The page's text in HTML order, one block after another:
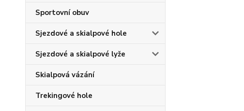
Sportovní obuv
Sjezdové a skialpové hole
Sjezdové a skialpové lyže
Skialpová vázání
Trekingové hole